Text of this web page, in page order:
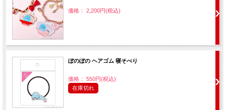
価格： 2,200円(税込)
ぼのぼの ヘアゴム 寝そべり
価格： 550円(税込)
在庫切れ